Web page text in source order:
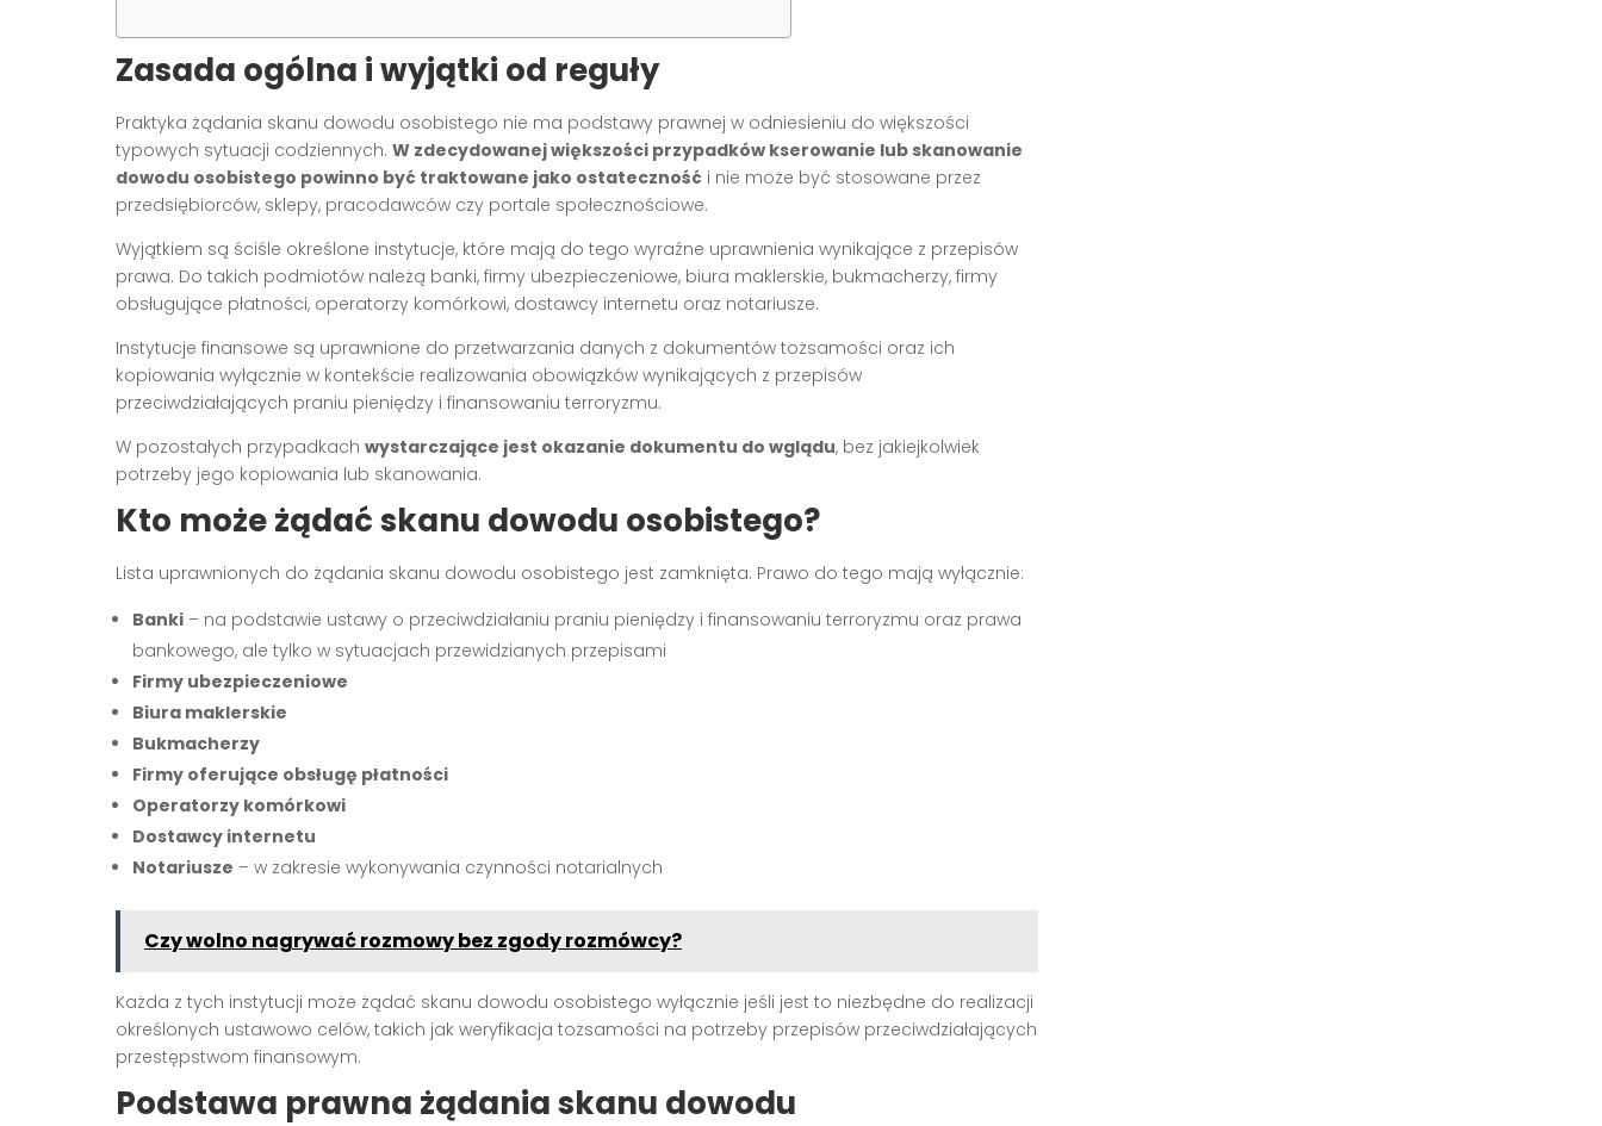
Zasada ogólna i wyjątki od reguły
Praktyka żądania skanu dowodu osobistego nie ma podstawy prawnej w odniesieniu do większości
typowych sytuacji codziennych. W zdecydowanej większości przypadków kserowanie lub skanowanie
dowodu osobistego powinno być traktowane jako ostateczność i nie może być stosowane przez
przedsiębiorców, sklepy, pracodawców czy portale społecznościowe.
Wyjątkiem są ściśle określone instytucje, które mają do tego wyraźne uprawnienia wynikające z przepisów
prawa. Do takich podmiotów należą banki, firmy ubezpieczeniowe, biura maklerskie, bukmacherzy, firmy
obsługujące płatności, operatorzy komórkowi, dostawcy internetu oraz notariusze.
Instytucje finansowe są uprawnione do przetwarzania danych z dokumentów tożsamości oraz ich
kopiowania wyłącznie w kontekście realizowania obowiązków wynikających z przepisów
przeciwdziałających praniu pieniędzy i finansowaniu terroryzmu.
W pozostałych przypadkach wystarczające jest okazanie dokumentu do wglądu, bez jakiejkolwiek
potrzeby jego kopiowania lub skanowania.
Kto może żądać skanu dowodu osobistego?
Lista uprawnionych do żądania skanu dowodu osobistego jest zamknięta. Prawo do tego mają wyłącznie:
Banki – na podstawie ustawy o przeciwdziałaniu praniu pieniędzy i finansowaniu terroryzmu oraz prawa
bankowego, ale tylko w sytuacjach przewidzianych przepisami
Firmy ubezpieczeniowe
Biura maklerskie
Bukmacherzy
Firmy oferujące obsługę płatności
Operatorzy komórkowi
Dostawcy internetu
Notariusze – w zakresie wykonywania czynności notarialnych
Czy wolno nagrywać rozmowy bez zgody rozmówcy?
Każda z tych instytucji może żądać skanu dowodu osobistego wyłącznie jeśli jest to niezbędne do realizacji
określonych ustawowo celów, takich jak weryfikacja tożsamości na potrzeby przepisów przeciwdziałających
przestępstwom finansowym.
Podstawa prawna żądania skanu dowodu